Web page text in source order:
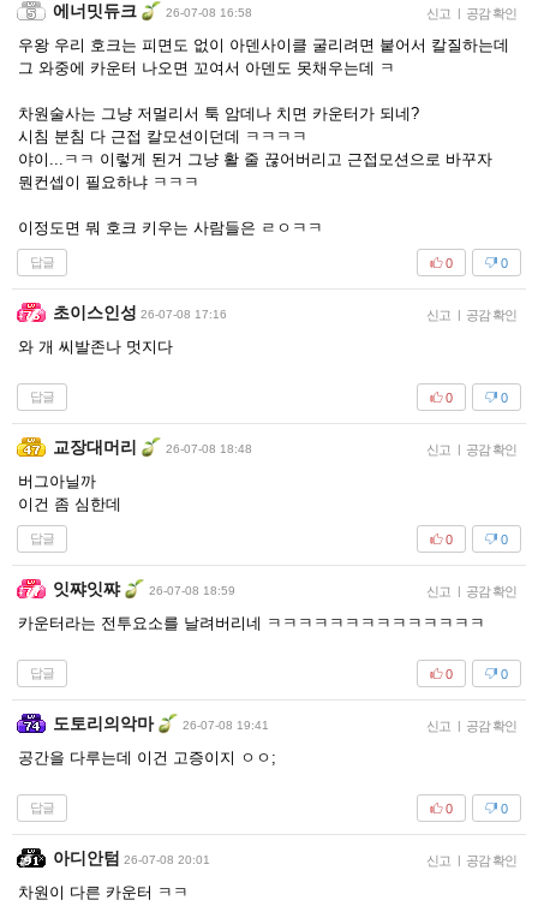
에너밋듀크 26-07-08 16:58 신고 공감 확인
우왕 우리 호크는 피면도 없이 아덴사이클 굴리려면 붙어서 칼질하는데
그 와중에 카운터 나오면 꼬여서 아덴도 못채우는데 ㅋ
차원술사는 그냥 저멀리서 툭 암데나 치면 카운터가 되네?
시침 분침 다 근접 칼모션이던데 ㅋㅋㅋㅋ
야이...ㅋㅋ 이렇게 된거 그냥 활 줄 끊어버리고 근접모션으로 바꾸자
뭔컨셉이 필요하냐 ㅋㅋㅋ
이정도면 뭐 호크 키우는 사람들은 ㄹㅇㅋㅋ
답글 0
0
초이스인성 26-07-08 17:16 신고 공감 확인
와 개 씨발존나 멋지다
답글 0
0
교장대머리 26-07-08 18:48 신고 공감 확인
버그아닐까
이건 좀 심한데
답글 0
0
잇쨔잇쨔 26-07-08 18:59 신고 공감 확인
카운터라는 전투요소를 날려버리네 ㅋㅋㅋㅋㅋㅋㅋㅋㅋㅋㅋㅋㅋㅋ
답글 0
0
도토리의악마 26-07-08 19:41 신고 공감 확인
공간을 다루는데 이건 고증이지 ㅇㅇ;
답글 0
0
아디안텀 26-07-08 20:01 신고 공감 확인
차원이 다른 카운터 ㅋㅋ